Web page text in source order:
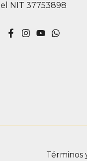
producto
el NIT 37753898
Términos